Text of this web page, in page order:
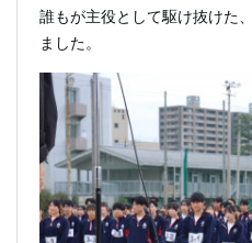
誰もが主役として駆け抜けた
ました。